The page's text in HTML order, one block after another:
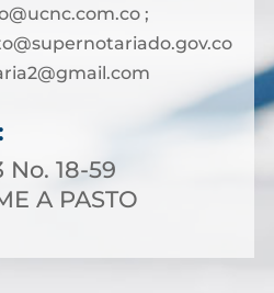
;
No. 18-59
A PASTO